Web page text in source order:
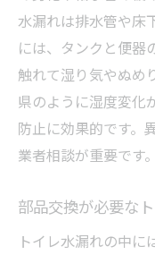
水漏れは排水管や床
には、タンクと便器
触れて湿り気やぬめ
県のように湿度変化
防止に効果的です。
業者相談が重要です。
部品交換が必要な
トイレ水漏れの中に